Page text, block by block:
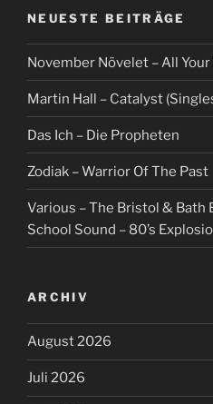
NEUESTE BEITRÄGE
November Növelet – All Your
Martin Hall – Catalyst
Das Ich – Die Propheten
Zodiak – Warrior Of The Past
Various – The Bristol & Bath
School Sound – 80’s
ARCHIV
August 2026
Juli 2026